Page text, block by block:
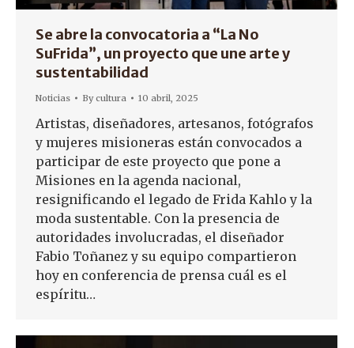
Se abre la convocatoria a “La No
SuFrida”, un proyecto que une arte y
sustentabilidad
Noticias Bycultura 10 abril, 2025
Artistas, diseñadores, artesanos, fotógrafos
y mujeres misioneras están convocados a
participar de este proyecto que pone a
Misiones en la agenda nacional,
resignificando el legado de Frida Kahlo y la
moda sustentable. Con la presencia de
autoridades involucradas, el diseñador
Fabio Toñanez y su equipo compartieron
hoy en conferencia de prensa cuál es el
espíritu…